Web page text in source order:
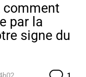
comment
par la
signe du